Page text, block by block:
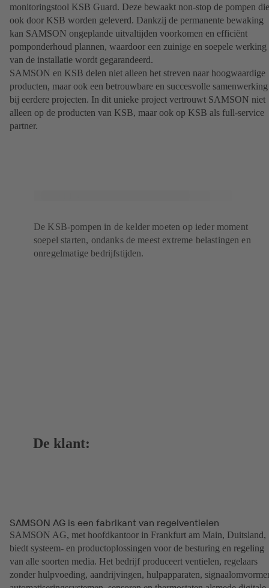
monitoringstool KSB Guard. Deze bewaakt non-stop de pompen die
ook door KSB worden geleverd. Dankzij de permanente bewaking
kan SAMSON ongeplande uitvaltijden voorkomen en efficiënt
pomponderhoud plannen, waardoor een zuinige en soepele werking
van de installatie wordt gegarandeerd.
SAMSON en KSB delen niet alleen het streven naar hoogwaardige
producten, maar ook een betrouwbare en succesvolle samenwerking
bij eerdere projecten. In dit unieke project vertrouwt SAMSON niet
alleen op de producten van KSB, maar ook op KSB als full-service
partner.
De KSB-pompen in de kelder moeten op ieder moment
soepel starten, ondanks de meest extreme belastingen en
onregelmatige bedrijfstijden.
De klant:
SAMSON AG is een fabrikant van regelventielen
SAMSON AG, met hoofdkantoor in Frankfurt am Main, Duitsland,
biedt systeem- en productoplossingen voor de besturing en regeling
van alle soorten media. Het bedrijf produceert ventielen, regelaars
zonder hulpvoeding, aandrijvingen, hulpapparaten,